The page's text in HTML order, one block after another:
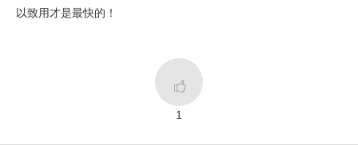
以致用才是最快的！

1